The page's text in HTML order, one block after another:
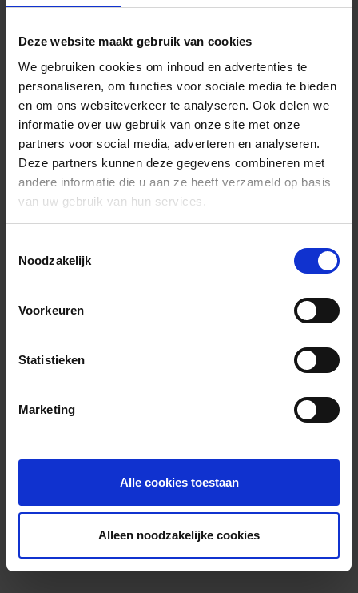
Deze website maakt gebruik van cookies
We gebruiken cookies om inhoud en advertenties te
personaliseren, om functies voor sociale media te bieden
en om ons websiteverkeer te analyseren. Ook delen we
informatie over uw gebruik van onze site met onze
partners voor social media, adverteren en analyseren.
Deze partners kunnen deze gegevens combineren met
andere informatie die u aan ze heeft verzameld op basis
van uw gebruik van hun services.
Noodzakelijk
Voorkeuren
Statistieken
Marketing
Alle cookies toestaan
Alleen noodzakelijke cookies